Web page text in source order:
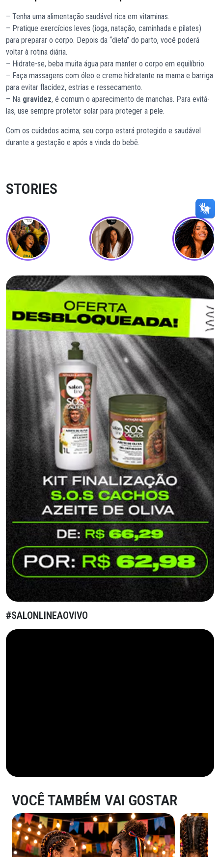
– Tenha uma alimentação saudável rica em vitaminas.
– Pratique exercícios leves (ioga, natação, caminhada e pilates)
para preparar o corpo. Depois da “dieta” do parto, você poderá
voltar à rotina diária.
– Hidrate-se, beba muita água para manter o corpo em equilíbrio.
– Faça massagens com óleo e creme hidratante na mama e barriga
para evitar flacidez, estrias e ressecamento.
– Na gravidez, é comum o aparecimento de manchas. Para evitá-
las, use sempre protetor solar para proteger a pele.
Com os cuidados acima, seu corpo estará protegido e saudável
durante a gestação e após a vinda do bebê.
STORIES
#SALONLINEAOVIVO
VOCÊ TAMBÉM VAI GOSTAR